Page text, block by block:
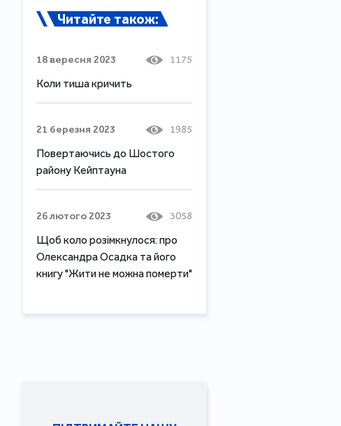
Читайте також:
18 вересня 2023 1175
Коли тиша кричить
21 березня 2023 1985
Повертаючись до Шостого
району Кейптауна
26 лютого 2023 3058
Щоб коло розімкнулося: про
Олександра Осадка та його
книгу "Жити не можна померти"